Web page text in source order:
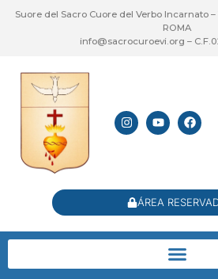
Suore del Sacro Cuore del Verbo Incarnato –
ROMA
info@sacrocuroevi.org –
ÁREA